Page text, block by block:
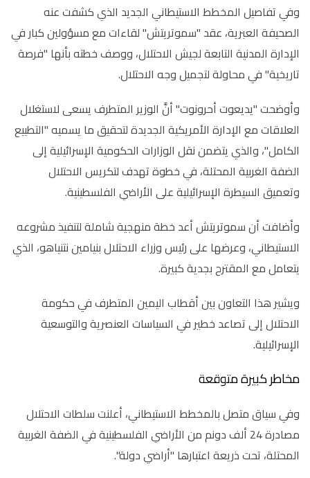
وفي تفاصيل المخطط الاستيطاني الجديد الذي كشفت عنه
الصحيفة العبرية، عقد "سموتريتش" لقاءات مع مسؤولين كبار في
الإدارة المدنية التابعة لجيش الاحتلال، ووصف خطته بأنها "فرصة
تاريخية" في محاولة لتجميل وجه الاحتلال.
وأوضحت "يديعوت أحرونوت" أنَّ الوزير المتطرف يسعى لاستغلال
العلاقات مع الإدارة الأمريكية الجديدة لتحقيق ما يسميه "التطبيع
الكامل"، والذي يتضمن نقل الوزارات الحكومية الإسرائيلية إلى
الضفة الغربية المحتلة، في خطوة تهدف لتكريس الاحتلال
وتعميق السيطرة الإسرائيلية على الأراضي الفلسطينية.
وأضافت أن سموتريتش أعد خطة منهجية شاملة لتنفيذ مشروعه
الاستيطاني، وعرضها على رئيس وزراء الاحتلال بنيامين نتنياهو، الذي
يتعامل مع المقترح بجدية كبيرة.
ويشير هذا التعاون بين أقطاب اليمين المتطرف في حكومة
الاحتلال إلى تصاعد خطير في السياسات العنصرية والتوسعية
الإسرائيلية.
مخاطر كبيرة متوقعة
وفي سياق متصل بالمخطط الاستيطاني، أعلنت سلطات الاحتلال
مصادرة 24 ألف دونم من الأراضي الفلسطينية في الضفة الغربية
المحتلة، تحت ذريعة اعتبارها "أراضي دولة".